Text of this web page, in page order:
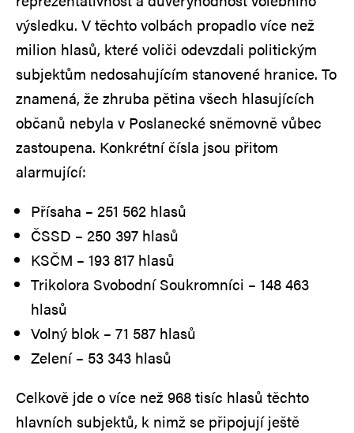
výsledku. V těchto volbách propadlo více než
milion hlasů, které voliči odevzdali politickým
subjektům nedosahujícím stanovené hranice. To
znamená, že zhruba pětina všech hlasujících
občanů nebyla v Poslanecké sněmovně vůbec
zastoupena. Konkrétní čísla jsou přitom
alarmující:
Přísaha – 251 562 hlasů
ČSSD – 250 397 hlasů
KSČM – 193 817 hlasů
Trikolora Svobodní Soukromníci – 148 463
hlasů
Volný blok – 71 587 hlasů
Zelení – 53 343 hlasů
Celkově jde o více než 968 tisíc hlasů těchto
hlavních subjektů, k nimž se připojují ještě